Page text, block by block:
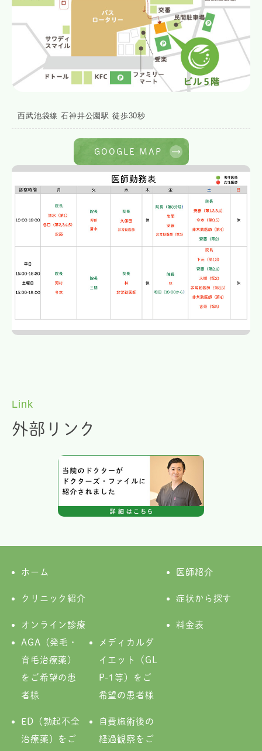
西武池袋線 石神井公園駅 徒歩30秒
GOOGLE MAP
Link
外部リンク
ホーム 医師紹介
クリニック紹介 症状から探す
オンライン診療
AGA（発毛・
育毛治療薬）
をご希望の患
者様
メディカルダ
イエット（GL
P-1等）をご
希望の患者様
ED（勃起不全
治療薬）をご
自費施術後の
経過観察をご
料金表